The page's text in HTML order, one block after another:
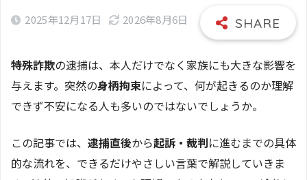
2025年12月17日 2026年8月6日
特殊詐欺の逮捕は、本人だけでなく家族にも大きな影響を
与えます。突然の身柄拘束によって、何が起きるのか理解
できず不安になる人も多いのではないでしょうか。
この記事では、 逮捕直後から起訴・裁判に進むまでの具体
的な流れを、できるだけやさしい言葉で解説していきま